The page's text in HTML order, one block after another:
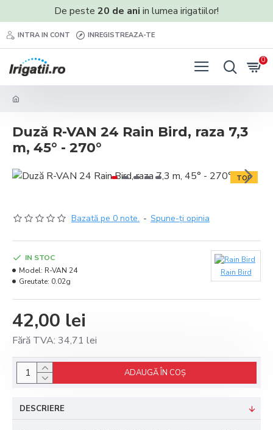
De peste 20 de ani in lumea irigatiilor!
INTRA IN CONT INREGISTREAZA-TE
0
Duză R-VAN 24 Rain Bird, raza 7,3
m, 45° - 270°
TOP
Bazată pe 0 note. - Spune-ţi opinia
42,00 lei
Fără TVA: 34,71 lei
IN STOC
Model: R-VAN 24
Greutate: 0.02g
Rain Bird
ADAUGĂ ÎN COŞ
DESCRIERE